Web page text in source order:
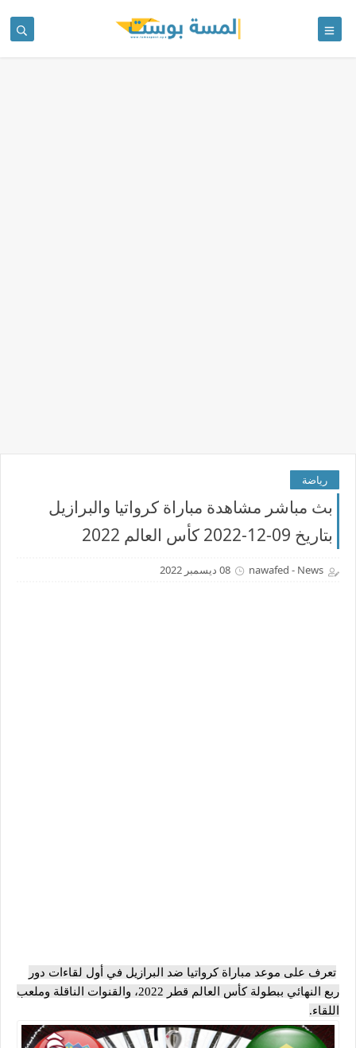
رياضة
بث مباشر مشاهدة مباراة كرواتيا والبرازيل
بتاريخ 09-12-2022 كأس العالم 2022
nawafed - News 08 ديسمبر 2022
تعرف على موعد مباراة كرواتيا ضد البرازيل في أول لقاءات دور
ربع النهائي ببطولة كأس العالم قطر 2022، والقنوات الناقلة وملعب
اللقاء.